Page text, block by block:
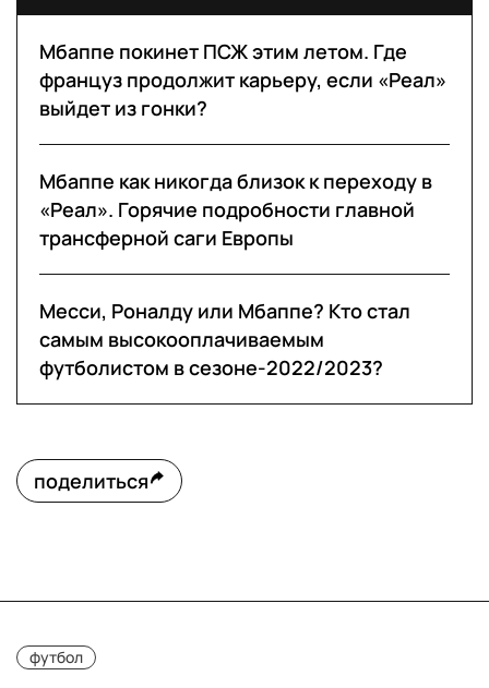
Мбаппе покинет ПСЖ этим летом. Где
француз продолжит карьеру, если «Реал»
выйдет из гонки?
Мбаппе как никогда близок к переходу в
«Реал». Горячие подробности главной
трансферной саги Европы
Месси, Роналду или Мбаппе? Кто стал
самым высокооплачиваемым
футболистом в сезоне-2022/2023?
поделиться
футбол